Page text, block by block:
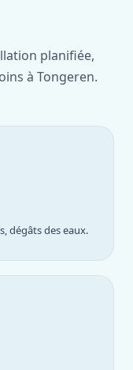
planifiée,
à Tongeren.
dégâts des eaux.